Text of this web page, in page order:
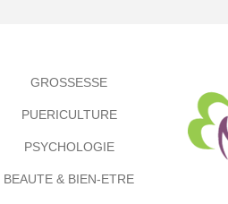
GROSSESSE
PUERICULTURE
PSYCHOLOGIE
BEAUTE & BIEN-ETRE